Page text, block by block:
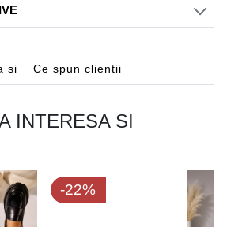
si Ce spun clientii
INTERESA SI
-22%